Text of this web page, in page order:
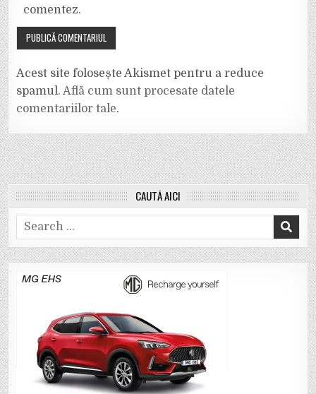
comentez.
Acest site folosește Akismet pentru a reduce
spamul.Află cum sunt procesate datele
comentariilor tale.
CAUTĂ AICI
Search
for: